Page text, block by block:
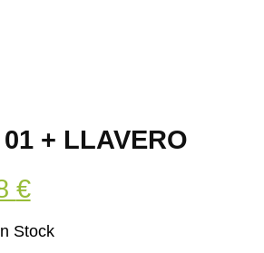
+ LLAVERO
€El
precio
Stock